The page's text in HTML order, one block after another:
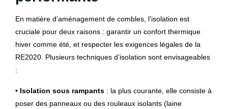
En matière d’aménagement de combles, l’isolation est
cruciale pour deux raisons : garantir un confort thermique
hiver comme été, et respecter les exigences légales de la
RE2020. Plusieurs techniques d’isolation sont envisageables
:
• Isolation sous rampants : la plus courante, elle consiste à
poser des panneaux ou des rouleaux isolants (laine